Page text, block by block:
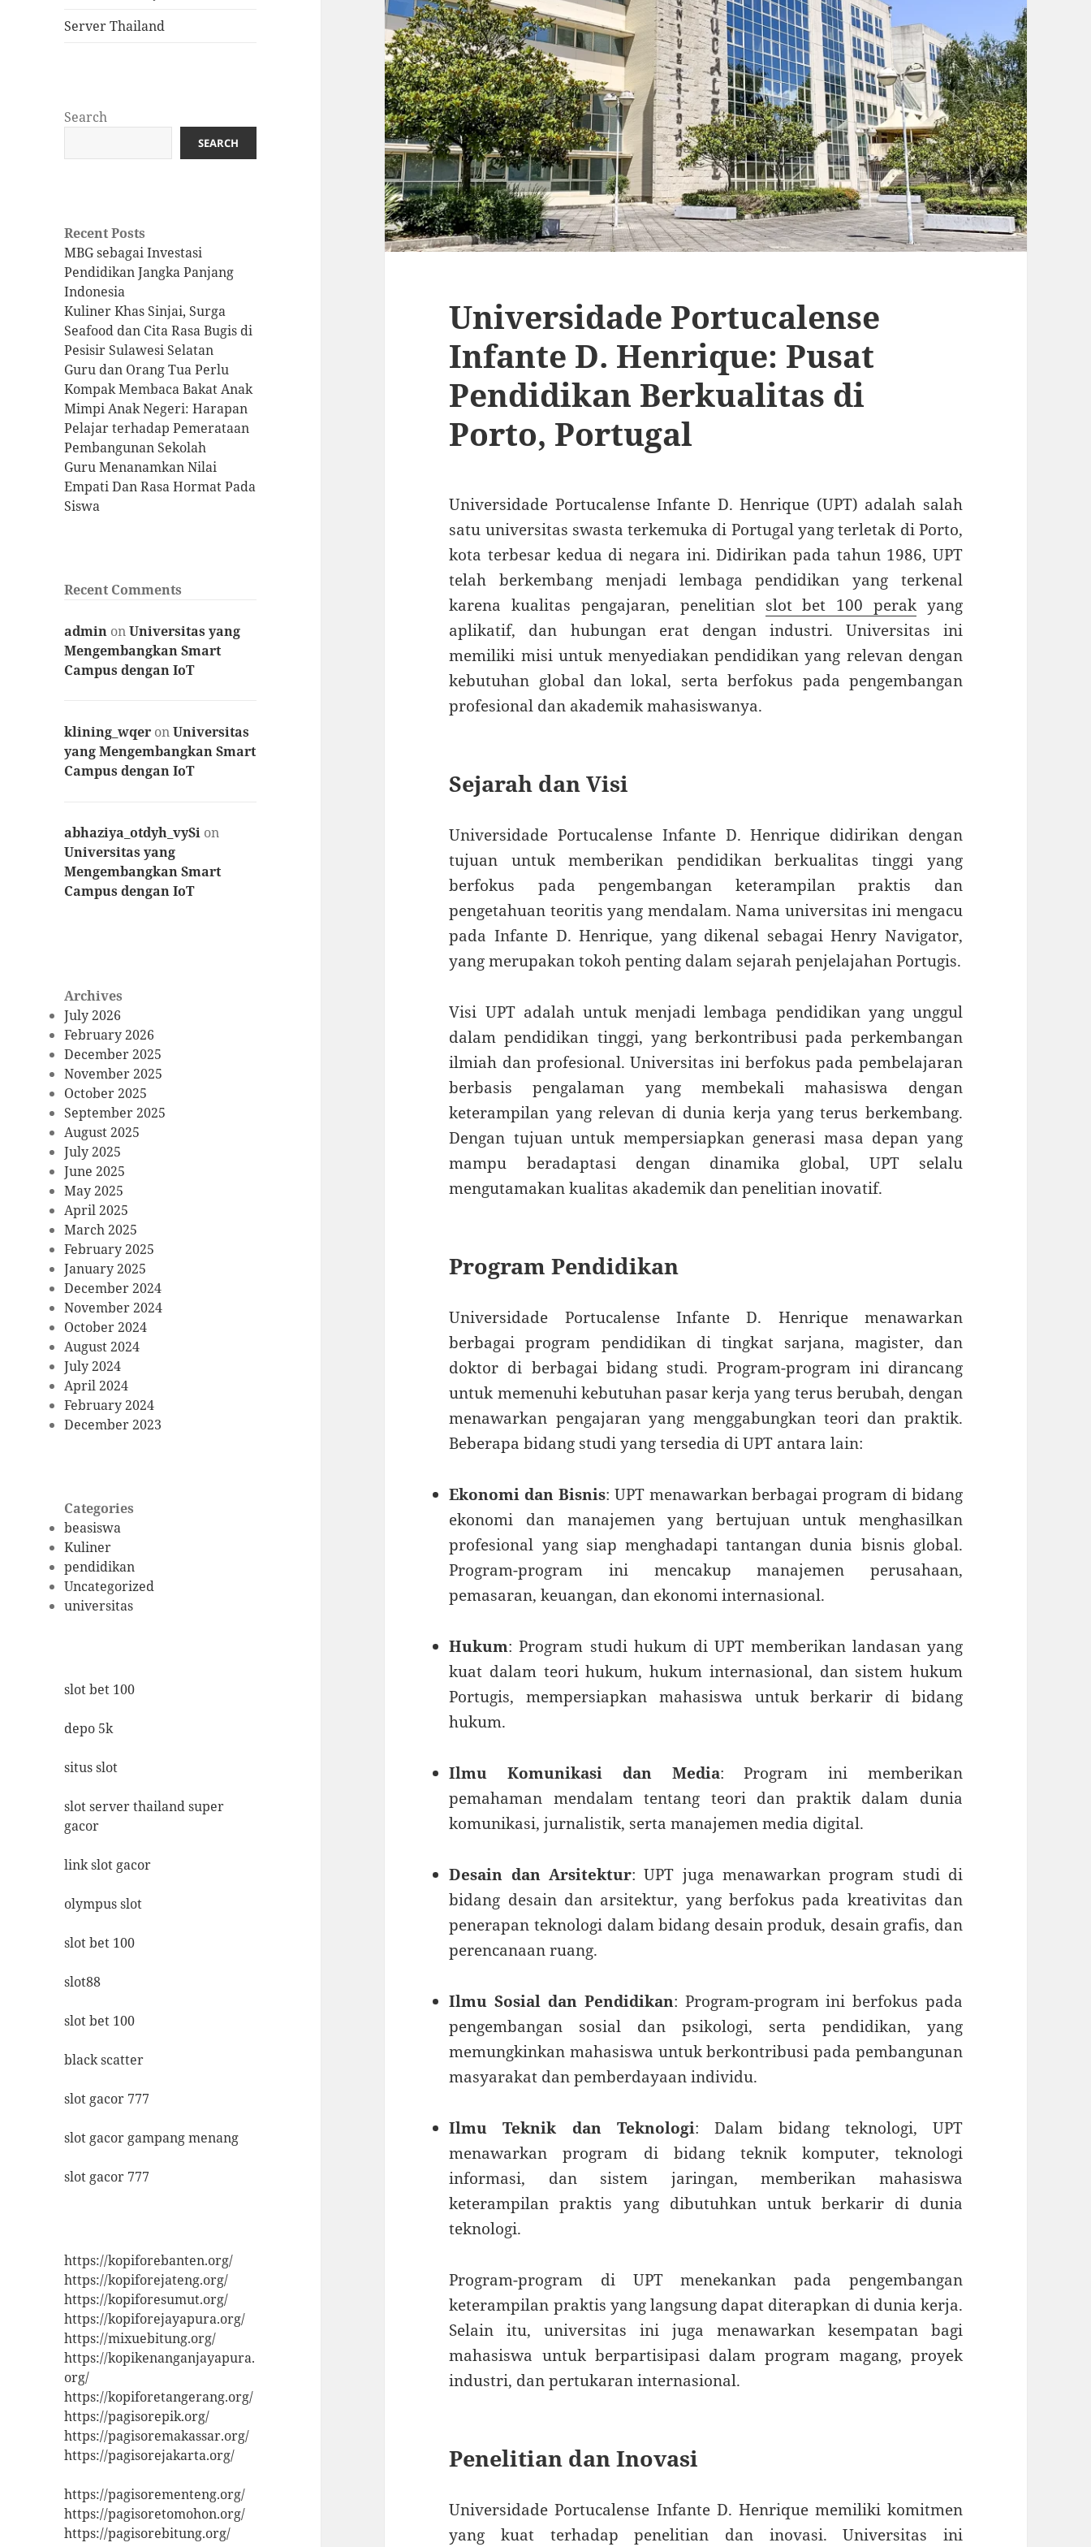
Server Thailand
Search
SEARCH
Recent Posts
MBG sebagai Investasi
Pendidikan Jangka Panjang
Indonesia
Kuliner Khas Sinjai, Surga
Seafood dan Cita Rasa Bugis di
Pesisir Sulawesi Selatan
Guru dan Orang Tua Perlu
Kompak Membaca Bakat Anak
Mimpi Anak Negeri: Harapan
Pelajar terhadap Pemerataan
Pembangunan Sekolah
Guru Menanamkan Nilai
Empati Dan Rasa Hormat Pada
Siswa
Recent Comments
admin onUniversitas yang
Mengembangkan Smart
Campus dengan IoT
klining_wqer onUniversitas
yang Mengembangkan Smart
Campus dengan IoT
abhaziya_otdyh_vySi on
Universitas yang
Mengembangkan Smart
Campus dengan IoT
Archives
July 2026
February 2026
December 2025
November 2025
October 2025
September 2025
August 2025
July 2025
June 2025
May 2025
April 2025
March 2025
February 2025
January 2025
December 2024
November 2024
October 2024
August 2024
July 2024
April 2024
February 2024
December 2023
Categories
beasiswa
Kuliner
pendidikan
Uncategorized
universitas
slot bet 100
depo 5k
situs slot
slot server thailand super
gacor
link slot gacor
olympus slot
slot bet 100
slot88
slot bet 100
black scatter
slot gacor 777
slot gacor gampang menang
slot gacor 777
https://kopiforebanten.org/
https://kopiforejateng.org/
https://kopiforesumut.org/
https://kopiforejayapura.org/
https://mixuebitung.org/
https://kopikenanganjayapura.
org/
https://kopiforetangerang.org/
https://pagisorepik.org/
https://pagisoremakassar.org/
https://pagisorejakarta.org/
https://pagisorementeng.org/
https://pagisoretomohon.org/
https://pagisorebitung.org/
Universidade Portucalense
Infante D. Henrique: Pusat
Pendidikan Berkualitas di
Porto, Portugal
Universidade Portucalense Infante D. Henrique (UPT) adalah salah
satu universitas swasta terkemuka di Portugal yang terletak di Porto,
kota terbesar kedua di negara ini. Didirikan pada tahun 1986, UPT
telah berkembang menjadi lembaga pendidikan yang terkenal
karena kualitas pengajaran, penelitian slot bet 100 perak yang
aplikatif, dan hubungan erat dengan industri. Universitas ini
memiliki misi untuk menyediakan pendidikan yang relevan dengan
kebutuhan global dan lokal, serta berfokus pada pengembangan
profesional dan akademik mahasiswanya.
Sejarah dan Visi
Universidade Portucalense Infante D. Henrique didirikan dengan
tujuan untuk memberikan pendidikan berkualitas tinggi yang
berfokus pada pengembangan keterampilan praktis dan
pengetahuan teoritis yang mendalam. Nama universitas ini mengacu
pada Infante D. Henrique, yang dikenal sebagai Henry Navigator,
yang merupakan tokoh penting dalam sejarah penjelajahan Portugis.
Visi UPT adalah untuk menjadi lembaga pendidikan yang unggul
dalam pendidikan tinggi, yang berkontribusi pada perkembangan
ilmiah dan profesional. Universitas ini berfokus pada pembelajaran
berbasis pengalaman yang membekali mahasiswa dengan
keterampilan yang relevan di dunia kerja yang terus berkembang.
Dengan tujuan untuk mempersiapkan generasi masa depan yang
mampu beradaptasi dengan dinamika global, UPT selalu
mengutamakan kualitas akademik dan penelitian inovatif.
Program Pendidikan
Universidade Portucalense Infante D. Henrique menawarkan
berbagai program pendidikan di tingkat sarjana, magister, dan
doktor di berbagai bidang studi. Program-program ini dirancang
untuk memenuhi kebutuhan pasar kerja yang terus berubah, dengan
menawarkan pengajaran yang menggabungkan teori dan praktik.
Beberapa bidang studi yang tersedia di UPT antara lain:
Ekonomi dan Bisnis: UPT menawarkan berbagai program di bidang
ekonomi dan manajemen yang bertujuan untuk menghasilkan
profesional yang siap menghadapi tantangan dunia bisnis global.
Program-program ini mencakup manajemen perusahaan,
pemasaran, keuangan, dan ekonomi internasional.
Hukum: Program studi hukum di UPT memberikan landasan yang
kuat dalam teori hukum, hukum internasional, dan sistem hukum
Portugis, mempersiapkan mahasiswa untuk berkarir di bidang
hukum.
Ilmu Komunikasi dan Media: Program ini memberikan
pemahaman mendalam tentang teori dan praktik dalam dunia
komunikasi, jurnalistik, serta manajemen media digital.
Desain dan Arsitektur: UPT juga menawarkan program studi di
bidang desain dan arsitektur, yang berfokus pada kreativitas dan
penerapan teknologi dalam bidang desain produk, desain grafis, dan
perencanaan ruang.
Ilmu Sosial dan Pendidikan: Program-program ini berfokus pada
pengembangan sosial dan psikologi, serta pendidikan, yang
memungkinkan mahasiswa untuk berkontribusi pada pembangunan
masyarakat dan pemberdayaan individu.
Ilmu Teknik dan Teknologi: Dalam bidang teknologi, UPT
menawarkan program di bidang teknik komputer, teknologi
informasi, dan sistem jaringan, memberikan mahasiswa
keterampilan praktis yang dibutuhkan untuk berkarir di dunia
teknologi.
Program-program di UPT menekankan pada pengembangan
keterampilan praktis yang langsung dapat diterapkan di dunia kerja.
Selain itu, universitas ini juga menawarkan kesempatan bagi
mahasiswa untuk berpartisipasi dalam program magang, proyek
industri, dan pertukaran internasional.
Penelitian dan Inovasi
Universidade Portucalense Infante D. Henrique memiliki komitmen
yang kuat terhadap penelitian dan inovasi. Universitas ini